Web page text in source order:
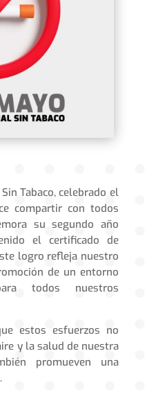
Tabaco, celebrado el
compartir con todos
su segundo año
el certificado de
logro refleja nuestro
de un entorno
todos nuestros
estos esfuerzos no
y la salud de nuestra
promueven una